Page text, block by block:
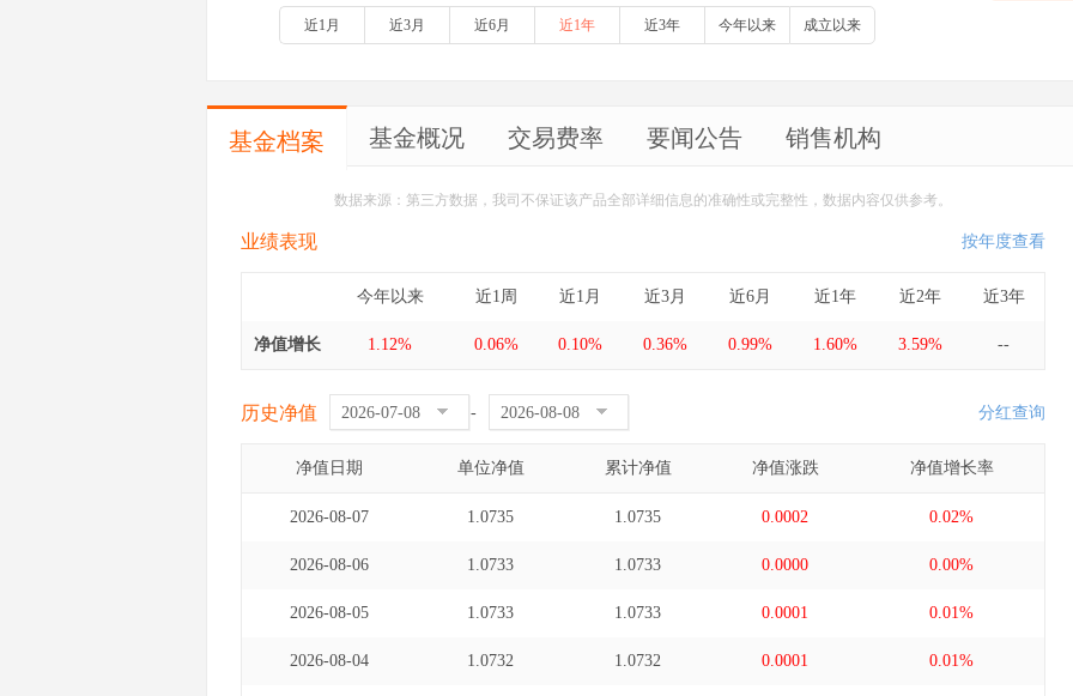
近1月 近3月 近6月 近1年 近3年 今年以来 成立以来
基金档案 基金概况 交易费率 要闻公告 销售机构
数据来源：第三方数据，我司不保证该产品全部详细信息的准确性或完整性，数据内容仅供参考。
业绩表现 按年度查看
今年以来 近1周 近1月 近3月 近6月 近1年 近2年 近3年
净值增长 1.12% 0.06% 0.10% 0.36% 0.99% 1.60% 3.59% --
历史净值 - 分红查询
净值日期 单位净值 累计净值 净值涨跌 净值增长率
2026-08-07 1.0735 1.0735 0.0002 0.02%
2026-08-06 1.0733 1.0733 0.0000 0.00%
2026-08-05 1.0733 1.0733 0.0001 0.01%
2026-08-04 1.0732 1.0732 0.0001 0.01%